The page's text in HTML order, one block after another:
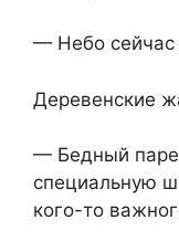
— Небо сейчас
Деревенские
— Бедный
специальную
кого-то